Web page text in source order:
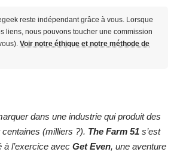
reste indépendant grâce à vous. Lorsque
liens, nous pouvons toucher une commission
Voir notre éthique et notre méthode de
dans une industrie qui produit des
(milliers ?). The Farm 51 s’est
à l’exercice avec Get Even, une aventure